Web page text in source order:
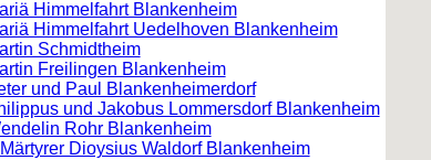
Himmelfahrt Blankenheim
Himmelfahrt Uedelhoven Blankenheim
Schmidtheim
Freilingen Blankenheim
und Paul Blankenheimerdorf
und Jakobus Lommersdorf Blankenheim
Rohr Blankenheim
Dioysius Waldorf Blankenheim